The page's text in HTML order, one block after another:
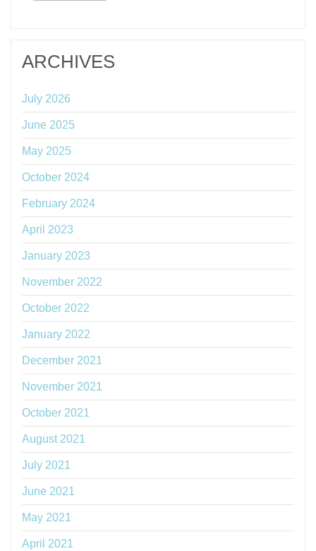
ARCHIVES
July 2026
June 2025
May 2025
October 2024
February 2024
April 2023
January 2023
November 2022
October 2022
January 2022
December 2021
November 2021
October 2021
August 2021
July 2021
June 2021
May 2021
April 2021